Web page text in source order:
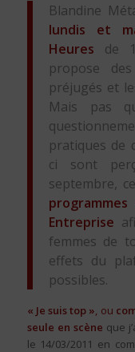
Blandine
lundis et
Heures de
propose
préjugés et
Mais pas
pratiques de
ci sont
septembre,
Entreprise
femmes de
effets du
possibles.
« Je suis top », ou
seule en scène que
le 14/03/2011 en